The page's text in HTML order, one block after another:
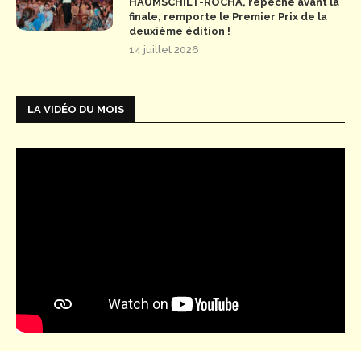
finale, remporte le Premier Prix de la
deuxième édition !
14 juillet 2026
LA VIDÉO DU MOIS